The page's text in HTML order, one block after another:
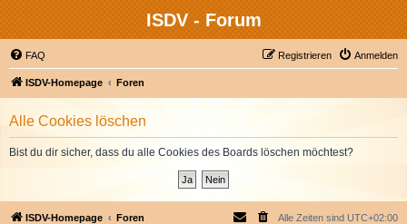
ISDV - Forum
FAQ Anmelden
Registrieren
ISDV-Homepage Foren
Alle Cookies löschen
Bist du dir sicher, dass du alle Cookies des Boards löschen möchtest?
ISDV-Homepage Foren Alle Zeiten sind UTC+02:00